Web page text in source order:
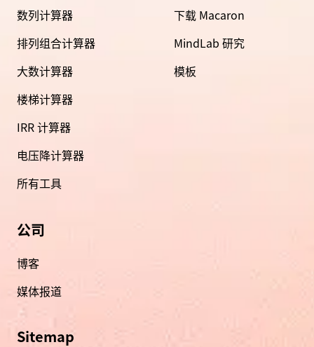
数列计算器
排列组合计算器
大数计算器
楼梯计算器
IRR 计算器
电压降计算器
所有工具
下载 Macaron
MindLab 研究
模板
公司
博客
媒体报道
Sitemap